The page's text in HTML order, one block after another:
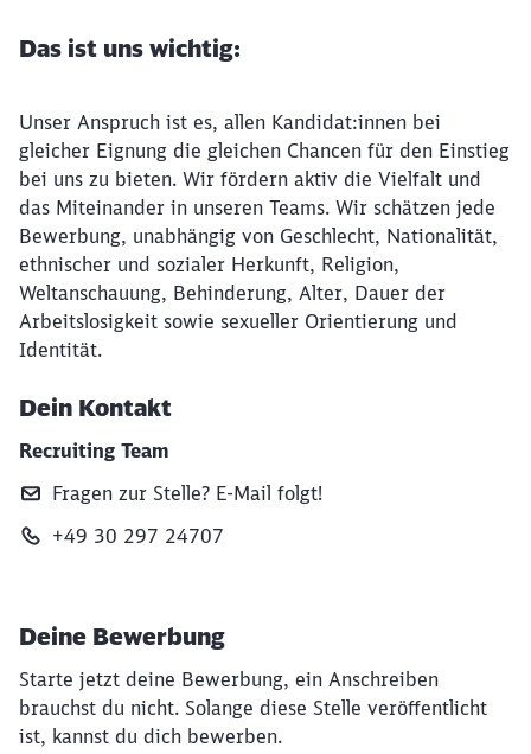
Das ist uns wichtig:
Unser Anspruch ist es, allen Kandidat:innen bei
gleicher Eignung die gleichen Chancen für den Einstieg
bei uns zu bieten. Wir fördern aktiv die Vielfalt und
das Miteinander in unseren Teams. Wir schätzen jede
Bewerbung, unabhängig von Geschlecht, Nationalität,
ethnischer und sozialer Herkunft, Religion,
Weltanschauung, Behinderung, Alter, Dauer der
Arbeitslosigkeit sowie sexueller Orientierung und
Identität.
Dein Kontakt
Recruiting Team
Fragen zur Stelle? E‑Mail folgt!
+49 30 297 24707
Deine Bewerbung
Starte jetzt deine Bewerbung, ein Anschreiben
brauchst du nicht. Solange diese Stelle veröffentlicht
ist, kannst du dich bewerben.